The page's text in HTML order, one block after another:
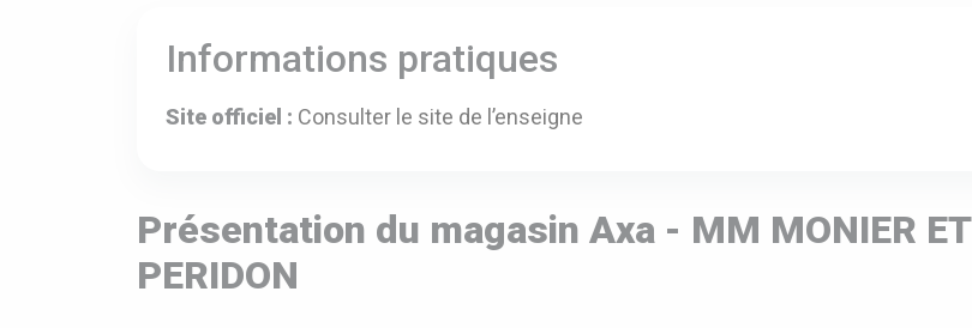
Informations pratiques
Site officiel : Consulter le site de l’enseigne
Présentation du magasin Axa - MM MONIER ET
PERIDON